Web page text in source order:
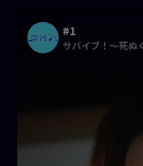
#1
サバイブ！〜死ぬ